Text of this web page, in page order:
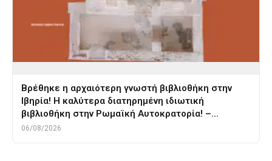
Βρέθηκε η αρχαιότερη γνωστή βιβλιοθήκη στην
Ιβηρία! Η καλύτερα διατηρημένη ιδιωτική
βιβλιοθήκη στην Ρωμαϊκή Αυτοκρατορία! –…
06/08/2026